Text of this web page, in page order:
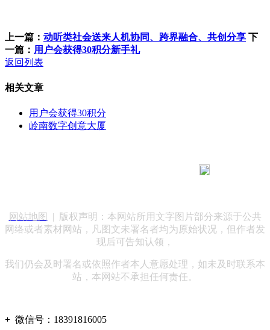
上一篇： 动听类社会送来人机协同、跨界融合、共创分享 下
一篇： 用户会获得30积分新手礼
返回列表
相关文章
用户会获得30积分
岭南数字创意大厦
网站地图
| 版权声明：本网站所用文字图片部分来源于公共
网络或者素材网站，凡图文未署名者均为原始状况，但作者发
现后可告知认领，
我们仍会及时署名或依照作者本人意愿处理，如未及时联系本
站，本网站不承担任何责任。
+ 微信号： 18391816005